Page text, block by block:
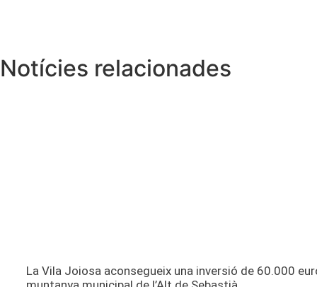
Notícies relacionades
La Vila Joiosa aconsegueix una inversió de 60.000